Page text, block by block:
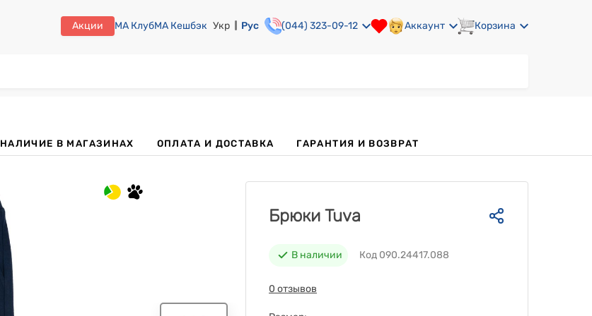
Акции МА КлубМА Кешбэк Укр Рус (044) 323-09-12 Аккаунт Корзина
НАЛИЧИЕ В МАГАЗИНАХ ОПЛАТА И ДОСТАВКА ГАРАНТИЯ И ВОЗВРАТ
Брюки Tuva
В наличии Код 090.24417.088
0 отзывов